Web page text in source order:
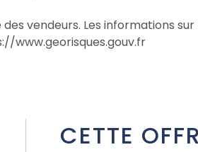
des vendeurs. Les informations
www.georisques.gouv.fr
CETTE